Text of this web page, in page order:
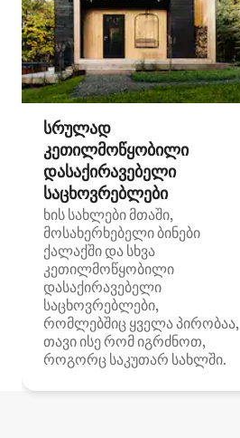
სრულად
კეთილმოწყობილი
დასაქირავებელი
საცხოვრებლები
ხის სახლები მთაში,
მოსახერხებელი ბინები
ქალაქში და სხვა
კეთილმოწყობილი
დასაქირავებელი
საცხოვრებლები,
რომლებშიც ყველა პირობაა,
თავი ისე რომ იგრძნოთ,
როგორც საკუთარ სახლში.